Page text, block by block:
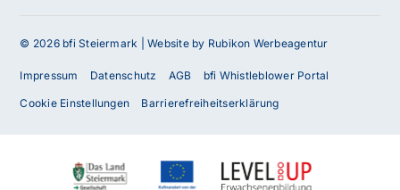
© 2026 bfi Steiermark |Website by Rubikon Werbeagentur
Impressum Datenschutz AGB bfi Whistleblower Portal
Cookie Einstellungen Barrierefreiheitserklärung